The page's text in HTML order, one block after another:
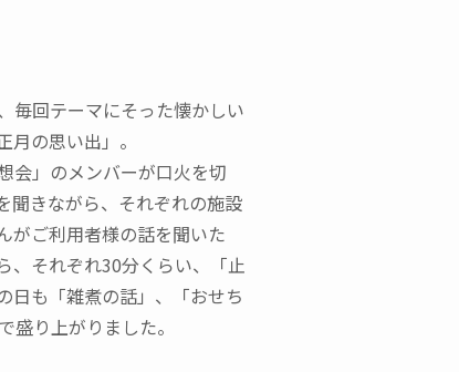
毎回テーマにそった懐かしい
の思い出」。
会」のメンバーが口火を切
聞きながら、それぞれの施設
がご利用者様の話を聞いた
、それぞれ30分くらい、「止
日も「雑煮の話」、「おせち
盛り上がりました。